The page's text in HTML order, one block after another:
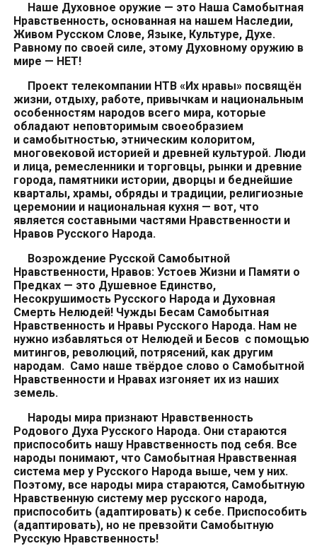
Наше Духовное оружие — это Наша Самобытная
Нравственность, основанная на нашем Наследии,
Живом Русском Слове, Языке, Культуре, Духе.
Равному по своей силе, этому Духовному оружию в
мире — НЕТ!
Проект телекомпании НТВ «Их нравы» посвящён
жизни, отдыху, работе, привычкам и национальным
особенностям народов всего мира, которые
обладают неповторимым своеобразием
и самобытностью, этническим колоритом,
многовековой историей и древней культурой. Люди
и лица, ремесленники и торговцы, рынки и древние
города, памятники истории, дворцы и беднейшие
кварталы, храмы, обряды и традиции, религиозные
церемонии и национальная кухня — вот, что
является составными частями Нравственности и
Нравов Русского Народа.
Возрождение Русской Самобытной
Нравственности, Нравов: Устоев Жизни и Памяти о
Предках — это Душевное Единство,
Несокрушимость Русского Народа и Духовная
Смерть Нелюдей! Чужды Бесам Самобытная
Нравственность и Нравы Русского Народа. Нам не
нужно избавляться от Нелюдей и Бесов с помощью
митингов, революций, потрясений, как другим
народам. Само наше твёрдое слово о Самобытной
Нравственности и Нравах изгоняет их из наших
земель.
Народы мира признают Нравственность
Родового Духа Русского Народа. Они стараются
приспособить нашу Нравственность под себя. Все
народы понимают, что Самобытная Нравственная
система мер у Русского Народа выше, чем у них.
Поэтому, все народы мира стараются, Самобытную
Нравственную систему мер русского народа,
приспособить (адаптировать) к себе. Приспособить
(адаптировать), но не превзойти Самобытную
Русскую Нравственность!